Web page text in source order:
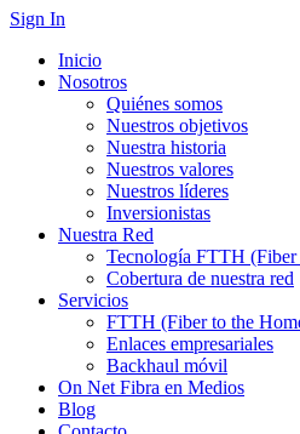
Sign In
Inicio
Nosotros
Quiénes somos
Nuestros objetivos
Nuestra historia
Nuestros valores
Nuestros líderes
Inversionistas
Nuestra Red
Tecnología FTTH (Fiber
Cobertura de nuestra red
Servicios
FTTH (Fiber to the
Enlaces empresariales
Backhaul móvil
On Net Fibra en Medios
Blog